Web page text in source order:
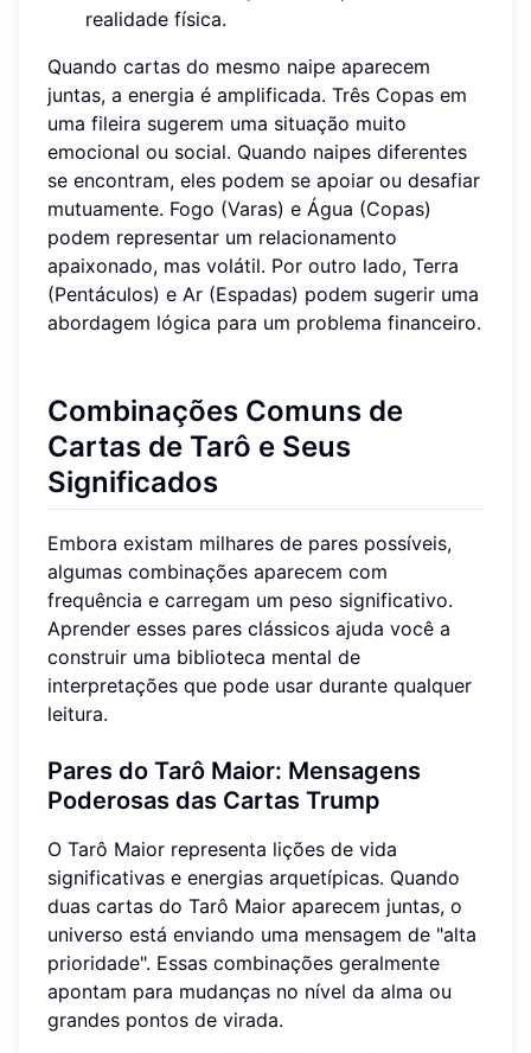
realidade física.
Quando cartas do mesmo naipe aparecem
juntas, a energia é amplificada. Três Copas em
uma fileira sugerem uma situação muito
emocional ou social. Quando naipes diferentes
se encontram, eles podem se apoiar ou desafiar
mutuamente. Fogo (Varas) e Água (Copas)
podem representar um relacionamento
apaixonado, mas volátil. Por outro lado, Terra
(Pentáculos) e Ar (Espadas) podem sugerir uma
abordagem lógica para um problema financeiro.
Combinações Comuns de
Cartas de Tarô e Seus
Significados
Embora existam milhares de pares possíveis,
algumas combinações aparecem com
frequência e carregam um peso significativo.
Aprender esses pares clássicos ajuda você a
construir uma biblioteca mental de
interpretações que pode usar durante qualquer
leitura.
Pares do Tarô Maior: Mensagens
Poderosas das Cartas Trump
O Tarô Maior representa lições de vida
significativas e energias arquetípicas. Quando
duas cartas do Tarô Maior aparecem juntas, o
universo está enviando uma mensagem de "alta
prioridade". Essas combinações geralmente
apontam para mudanças no nível da alma ou
grandes pontos de virada.